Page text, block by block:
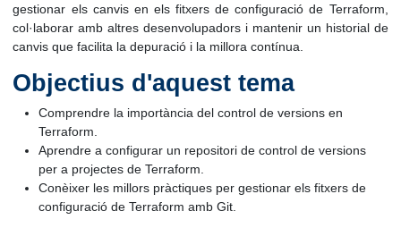
gestionar els canvis en els fitxers de configuració de Terraform,
col·laborar amb altres desenvolupadors i mantenir un historial de
canvis que facilita la depuració i la millora contínua.
Objectius d'aquest tema
Comprendre la importància del control de versions en
Terraform.
Aprendre a configurar un repositori de control de versions
per a projectes de Terraform.
Conèixer les millors pràctiques per gestionar els fitxers de
configuració de Terraform amb Git.